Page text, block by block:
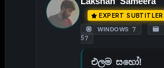
EXPERT SUBTITLER
WINDOWS 7
57
එලම සහෝ!